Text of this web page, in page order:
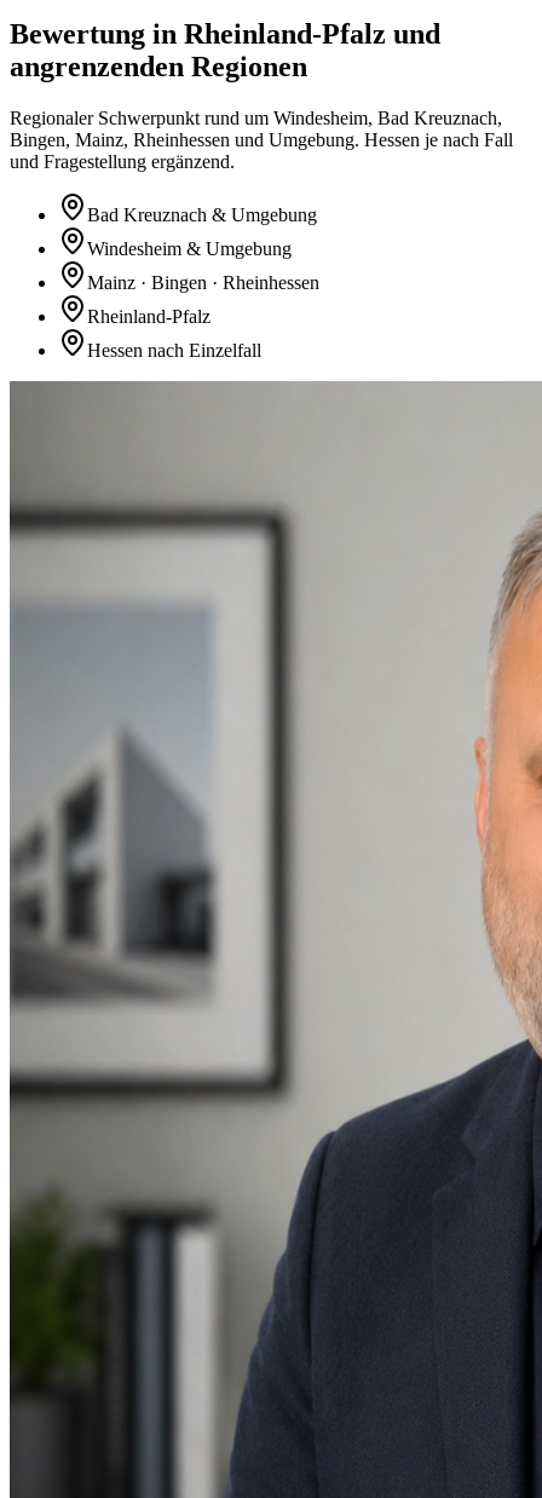
Bewertung in Rheinland-Pfalz und
angrenzenden Regionen
Regionaler Schwerpunkt rund um Windesheim, Bad Kreuznach,
Bingen, Mainz, Rheinhessen und Umgebung. Hessen je nach Fall
und Fragestellung ergänzend.
Bad Kreuznach & Umgebung
Windesheim & Umgebung
Mainz · Bingen · Rheinhessen
Rheinland-Pfalz
Hessen nach Einzelfall